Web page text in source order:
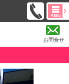
お問合せ